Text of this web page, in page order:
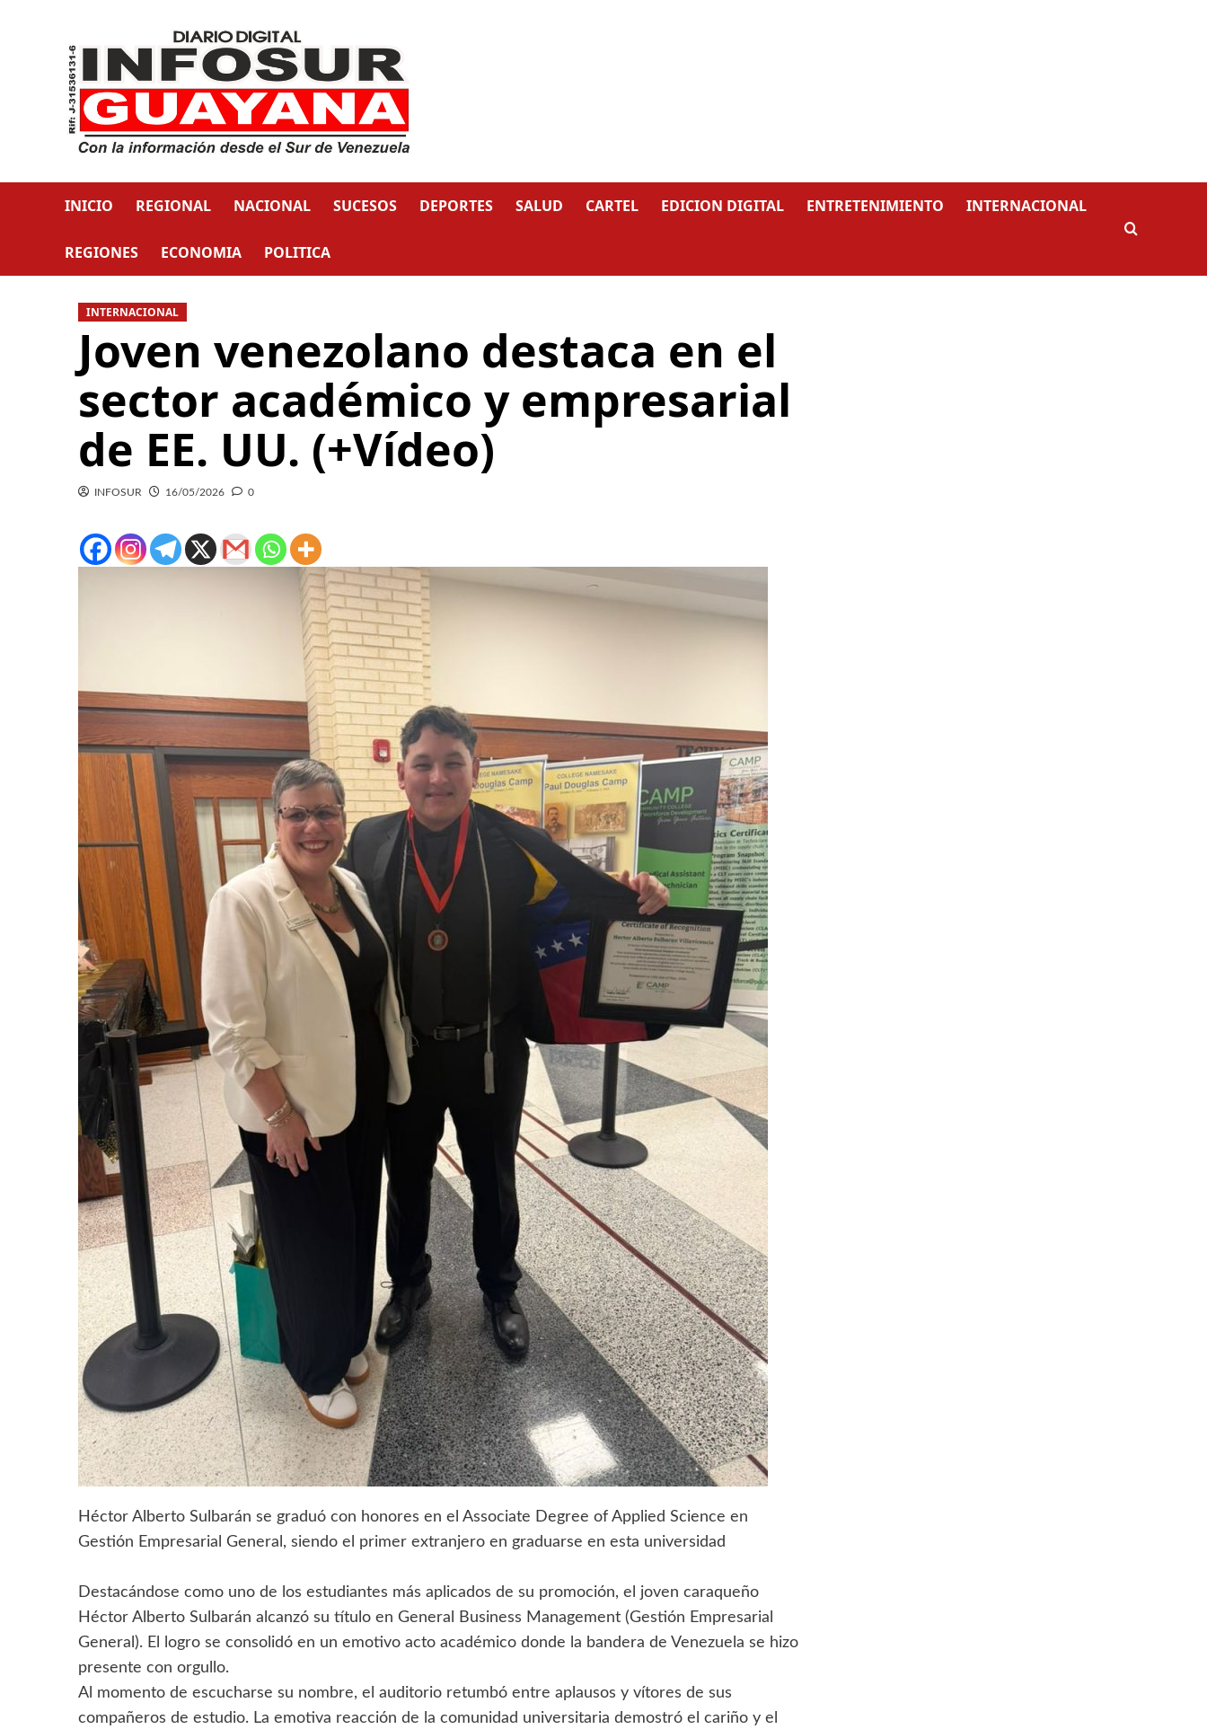
INICIO REGIONAL NACIONAL SUCESOS DEPORTES SALUD CARTEL EDICION DIGITAL ENTRETENIMIENTO INTERNACIONAL
REGIONES ECONOMIA POLITICA
INTERNACIONAL
Joven venezolano destaca en el
sector académico y empresarial
de EE. UU. (+Vídeo)
INFOSUR 16/05/2026 0
Héctor Alberto Sulbarán se graduó con honores en el Associate Degree of Applied Science en
Gestión Empresarial General, siendo el primer extranjero en graduarse en esta universidad
Destacándose como uno de los estudiantes más aplicados de su promoción, el joven caraqueño
Héctor Alberto Sulbarán alcanzó su título en General Business Management (Gestión Empresarial
General). El logro se consolidó en un emotivo acto académico donde la bandera de Venezuela se hizo
presente con orgullo.
​Al momento de escucharse su nombre, el auditorio retumbó entre aplausos y vítores de sus
compañeros de estudio. La emotiva reacción de la comunidad universitaria demostró el cariño y el